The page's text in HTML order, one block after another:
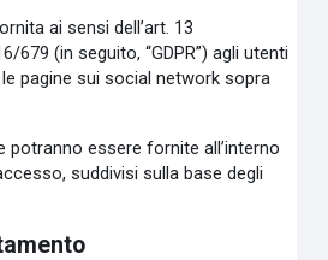
ai sensi dell’art. 13
679 (in seguito, “GDPR”) agli utenti
pagine sui social network sopra
potranno essere fornite all’interno
suddivisi sulla base degli